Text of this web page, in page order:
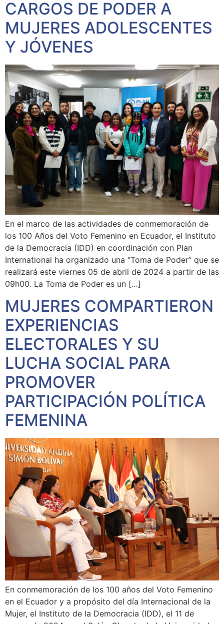
CARGOS DE PODER A
MUJERES ADOLESCENTES
Y JÓVENES
En el marco de las actividades de conmemoración de
los 100 Años del Voto Femenino en Ecuador, el Instituto
de la Democracia (IDD) en coordinación con Plan
International ha organizado una “Toma de Poder” que se
realizará este viernes 05 de abril de 2024 a partir de las
09h00. La Toma de Poder es un […]
MUJERES COMPARTIERON
EXPERIENCIAS
ELECTORALES Y SU
LUCHA SOCIAL PARA
PROMOVER
PARTICIPACIÓN POLÍTICA
FEMENINA
En conmemoración de los 100 años del Voto Femenino
en el Ecuador y a propósito del día Internacional de la
Mujer, el Instituto de la Democracia (IDD), el 11 de